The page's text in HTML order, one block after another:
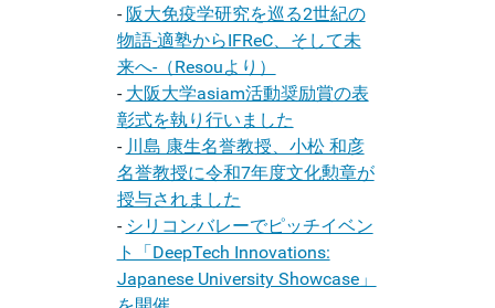
- 阪大免疫学研究を巡る2世紀の
物語-適塾からIFReC、そして未
来へ-（Resouより）
- 大阪大学asiam活動奨励賞の表
彰式を執り行いました
- 川島 康生名誉教授、小松 和彦
名誉教授に令和7年度文化勲章が
授与されました
- シリコンバレーでピッチイベン
ト「DeepTech Innovations:
Japanese University Showcase」